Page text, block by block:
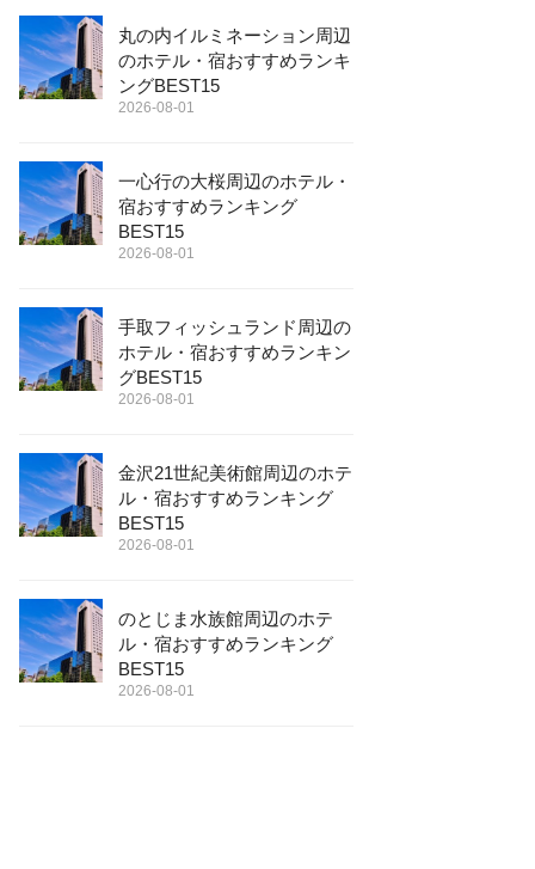
丸の内イルミネーション周辺
のホテル・宿おすすめランキ
ングBEST15
2026-08-01
一心行の大桜周辺のホテル・
宿おすすめランキング
BEST15
2026-08-01
手取フィッシュランド周辺の
ホテル・宿おすすめランキン
グBEST15
2026-08-01
金沢21世紀美術館周辺のホテ
ル・宿おすすめランキング
BEST15
2026-08-01
のとじま水族館周辺のホテ
ル・宿おすすめランキング
BEST15
2026-08-01